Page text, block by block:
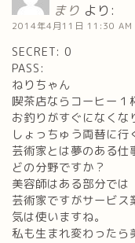
まり より:
2014年4月11日 11:30 AM
SECRET: 0
PASS:
ねりちゃん
喫茶店ならコーヒー１
お釣りがすぐになくな
しょっちゅう両替に
芸術家とは夢のある仕
どの分野ですか？
美容師はある部分では
芸術家ですがサービス
気は使いますね。
私も生まれ変わったら